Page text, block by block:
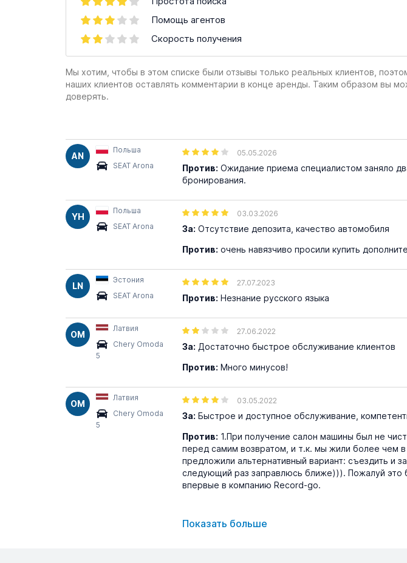
Помощь агентов
Скорость получения
Мы хотим, чтобы в этом списке были отзывы только реальных клиентов,
наших клиентов оставлять комментарии в конце аренды. Таким образом вы
доверять.
AN
Польша
SEAT Arona
05.05.2026
Против: Ожидание приема специалистом заняло
бронирования.
YH
Польша
SEAT Arona
03.03.2026
За: Отсутствие депозита, качество автомобиля
Против: очень навязчиво просили купить
LN
Эстония
SEAT Arona
27.07.2023
Против: Незнание русского языка
OM
Латвия
Chery Omoda
5
27.06.2022
За: Достаточно быстрое обслуживание клиентов
Против: Много минусов!
OM
Латвия
Chery Omoda
5
03.05.2022
За: Быстрое и доступное обслуживание,
Против: 1.При получение салон машины был не
перед самим возвратом, и т.к. мы жили более чем
предложили альтернативный вариант: съездить и
следующий раз заправлюсь ближе))). Пожалуй это
впервые в компанию Record-go.
Показать больше